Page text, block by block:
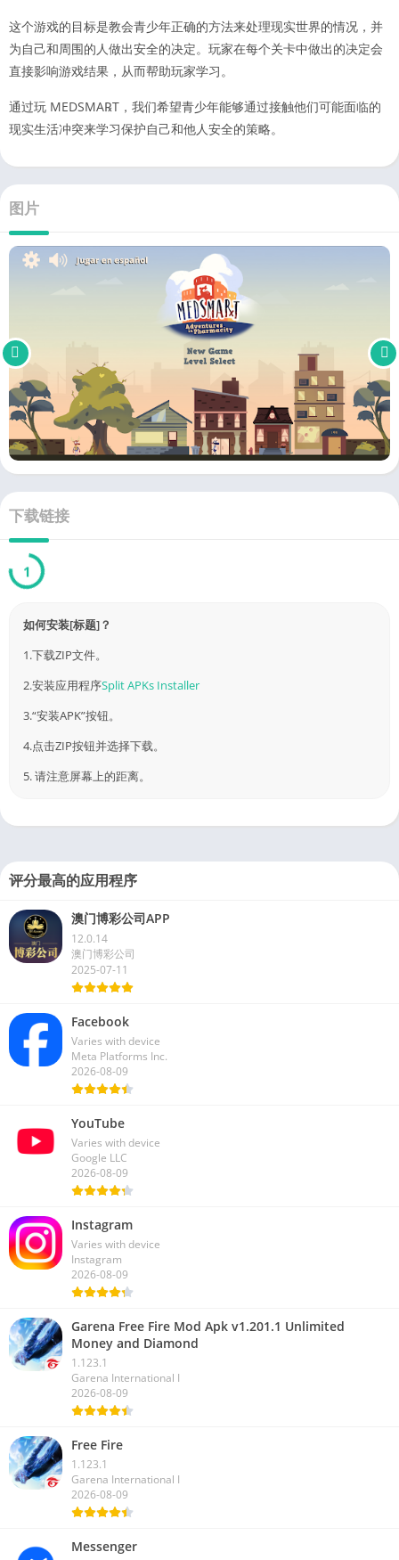
这个游戏的目标是教会青少年正确的方法来处理现实世界的情况，并
为自己和周围的人做出安全的决定。玩家在每个关卡中做出的决定会
直接影响游戏结果，从而帮助玩家学习。
通过玩 MEDSMA℞T，我们希望青少年能够通过接触他们可能面临的
现实生活冲突来学习保护自己和他人安全的策略。
图片
下载链接
如何安装[标题]？
1.下载ZIP文件。
2.安装应用程序Split APKs Installer
3.“安装APK”按钮。
4.点击ZIP按钮并选择下载。
评分最高的应用程序
澳门博彩公司APP
12.0.14
澳门博彩公司
Facebook
Varies with device
Meta Platforms Inc.
YouTube
Varies with device
Google LLC
Instagram
Varies with device
Instagram
Garena Free Fire Mod Apk v1.201.1 Unlimited
Money and Diamond
1.123.1
Garena International I
Free Fire
1.123.1
Garena International I